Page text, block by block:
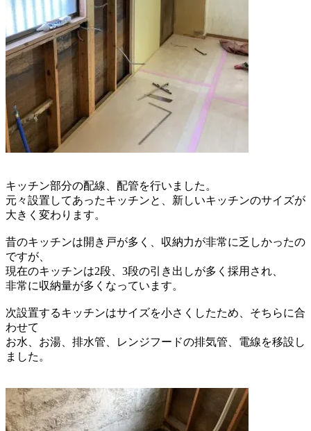
キッチン部分の配線、配管を行いました。
元々設置してあったキッチンと、 新しいキッチンのサイズが
大きく変わります。
昔のキッチンは開き戸が多く、 収納力が非常に乏しかったの
ですが、
現在のキッチンは2段、3段の引き出しが多く採用され、
非常に収納量が多くなっています。
次設置するキッチンはサイズを小さくしたため、 そちらに合
わせて
お水、お湯、排水管、
レンジフードの排気管、電線を移設し
ました。